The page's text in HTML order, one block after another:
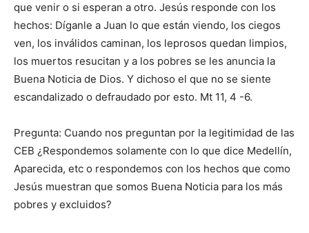
que venir o si esperan a otro. Jesús responde con los
hechos: Díganle a Juan lo que están viendo, los ciegos
ven, los inválidos caminan, los leprosos quedan limpios,
los muertos resucitan y a los pobres se les anuncia la
Buena Noticia de Dios. Y dichoso el que no se siente
escandalizado o defraudado por esto. Mt 11, 4 -6.
Pregunta: Cuando nos preguntan por la legitimidad de las
CEB ¿Respondemos solamente con lo que dice Medellín,
Aparecida, etc o respondemos con los hechos que como
Jesús muestran que somos Buena Noticia para los más
pobres y excluidos?